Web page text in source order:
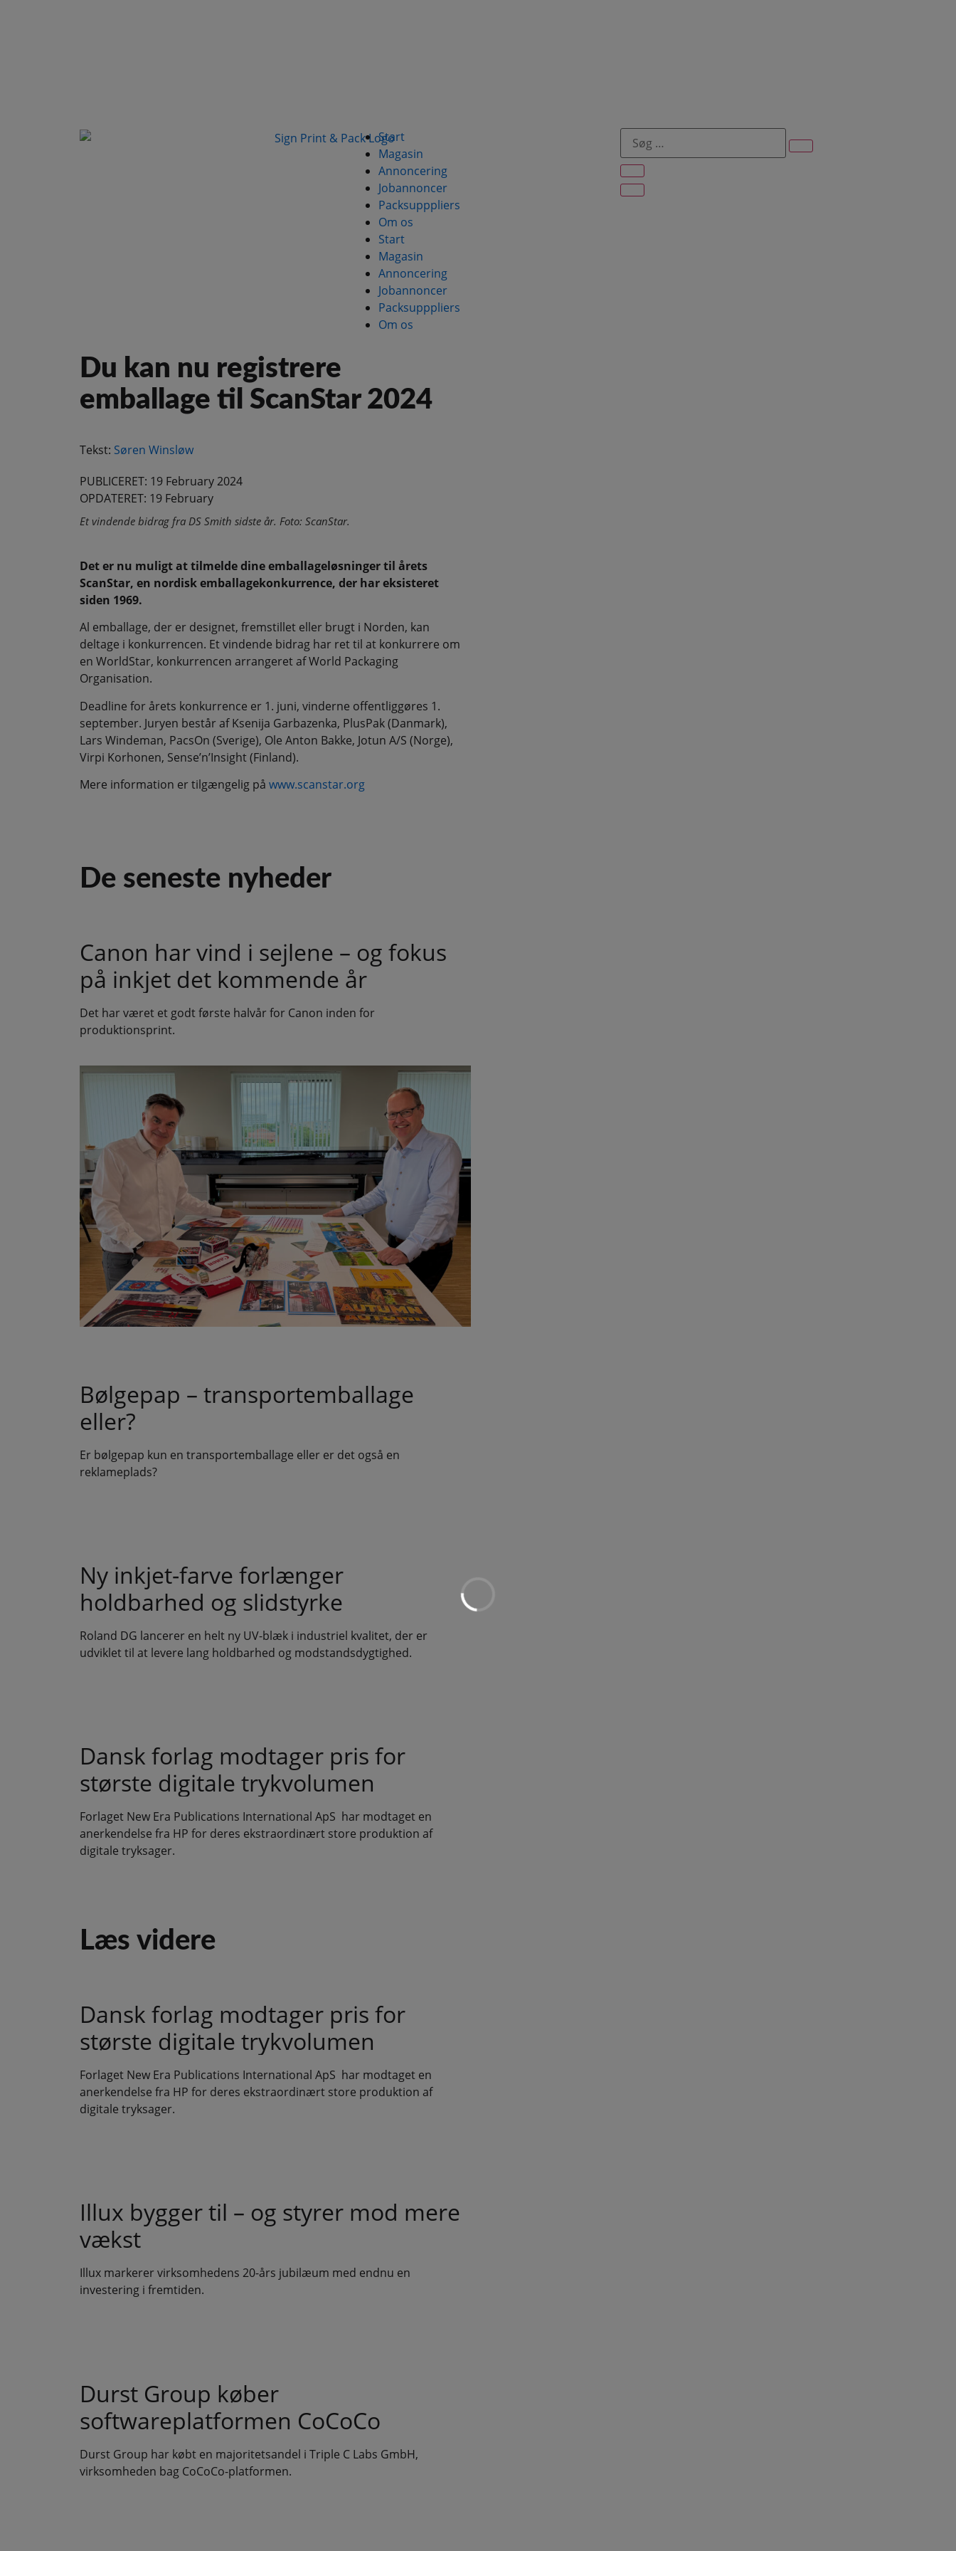
Start
Magasin
Annoncering
Jobannoncer
Packsupppliers
Om os
Start
Magasin
Annoncering
Jobannoncer
Packsupppliers
Om os
Du kan nu registrere
emballage til ScanStar 2024
Tekst: Søren Winsløw
PUBLICERET: 19 February 2024
OPDATERET: 19 February
Et vindende bidrag fra DS Smith sidste år. Foto: ScanStar.
Det er nu muligt at tilmelde dine emballageløsninger til årets
ScanStar, en nordisk emballagekonkurrence, der har eksisteret
siden 1969.
Al emballage, der er designet, fremstillet eller brugt i Norden, kan
deltage i konkurrencen. Et vindende bidrag har ret til at konkurrere om
en WorldStar, konkurrencen arrangeret af World Packaging
Organisation.
Deadline for årets konkurrence er 1. juni, vinderne offentliggøres 1.
september. Juryen består af Ksenija Garbazenka, PlusPak (Danmark),
Lars Windeman, PacsOn (Sverige), Ole Anton Bakke, Jotun A/S (Norge),
Virpi Korhonen, Sense’n’Insight (Finland).
Mere information er tilgængelig på www.scanstar.org
De seneste nyheder
Canon har vind i sejlene – og fokus
på inkjet det kommende år
Det har været et godt første halvår for Canon inden for
produktionsprint.
Bølgepap – transportemballage
eller?
Er bølgepap kun en transportemballage eller er det også en
reklameplads?
Ny inkjet-farve forlænger
holdbarhed og slidstyrke
Roland DG lancerer en helt ny UV-blæk i industriel kvalitet, der er
udviklet til at levere lang holdbarhed og modstandsdygtighed.
Dansk forlag modtager pris for
største digitale trykvolumen
Forlaget New Era Publications International ApS har modtaget en
anerkendelse fra HP for deres ekstraordinært store produktion af
digitale tryksager.
Læs videre
Dansk forlag modtager pris for
største digitale trykvolumen
Forlaget New Era Publications International ApS har modtaget en
anerkendelse fra HP for deres ekstraordinært store produktion af
digitale tryksager.
Illux bygger til – og styrer mod mere
vækst
Illux markerer virksomhedens 20-års jubilæum med endnu en
investering i fremtiden.
Durst Group køber
softwareplatformen CoCoCo
Durst Group har købt en majoritetsandel i Triple C Labs GmbH,
virksomheden bag CoCoCo-platformen.